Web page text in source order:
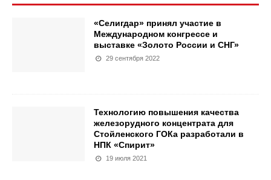
«Селигдар» принял участие в
Международном конгрессе и
выставке «Золото России и СНГ»
29 сентября 2022
Технологию повышения качества
железорудного концентрата для
Стойленского ГОКа разработали в
НПК «Спирит»
19 июля 2021